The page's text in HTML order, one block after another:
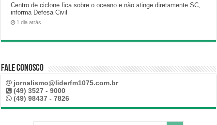
Centro de ciclone fica sobre o oceano e não atinge diretamente SC,
informa Defesa Civil
1 dia atrás
Fale Conosco
jornalismo@liderfm1075.com.br
(49) 3527 - 9000
(49) 98437 - 7826